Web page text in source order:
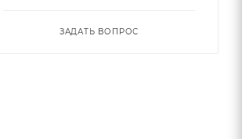
ЗАДАТЬ ВОПРОС